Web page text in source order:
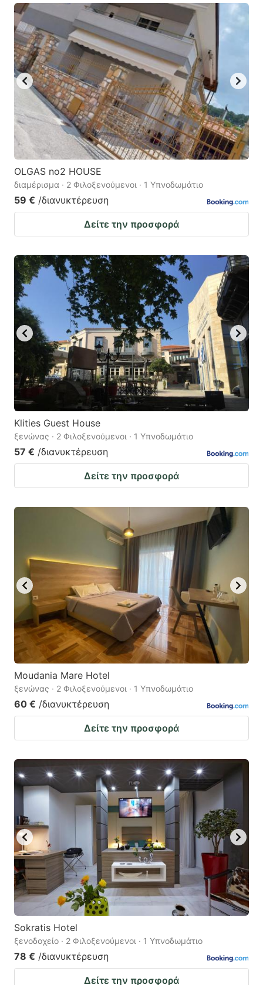
OLGAS no2 HOUSE
διαμέρισμα · 2 Φιλοξενούμενοι · 1 Υπνοδωμάτιο
59 € /διανυκτέρευση
Δείτε την προσφορά
Klities Guest House
ξενώνας · 2 Φιλοξενούμενοι · 1 Υπνοδωμάτιο
57 € /διανυκτέρευση
Δείτε την προσφορά
Moudania Mare Hotel
ξενώνας · 2 Φιλοξενούμενοι · 1 Υπνοδωμάτιο
60 € /διανυκτέρευση
Δείτε την προσφορά
Sokratis Hotel
ξενοδοχείο · 2 Φιλοξενούμενοι · 1 Υπνοδωμάτιο
78 € /διανυκτέρευση
Δείτε την προσφορά